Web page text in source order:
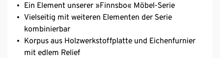
Ein Element unserer »Finnsbo« Möbel-Serie
Vielseitig mit weiteren Elementen der Serie
kombinierbar
Korpus aus Holzwerkstoffplatte und Eichenfurnier
mit edlem Relief